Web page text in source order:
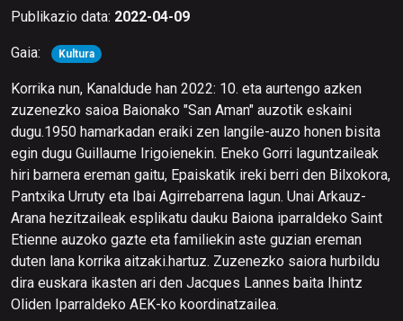
Publikazio data: 2022-04-09
Gaia: Kultura
Korrika nun, Kanaldude han 2022: 10. eta aurtengo azken
zuzenezko saioa Baionako "San Aman" auzotik eskaini
dugu.1950 hamarkadan eraiki zen langile-auzo honen bisita
egin dugu Guillaume Irigoienekin. Eneko Gorri laguntzaileak
hiri barnera ereman gaitu, Epaiskatik ireki berri den Bilxokora,
Pantxika Urruty eta Ibai Agirrebarrena lagun. Unai Arkauz-
Arana hezitzaileak esplikatu dauku Baiona iparraldeko Saint
Etienne auzoko gazte eta familiekin aste guzian ereman
duten lana korrika aitzaki.hartuz. Zuzenezko saiora hurbildu
dira euskara ikasten ari den Jacques Lannes baita Ihintz
Oliden Iparraldeko AEK-ko koordinatzailea.